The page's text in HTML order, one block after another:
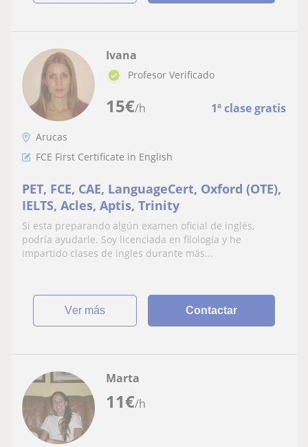
15€/h 1ª clase gratis
Ivana
Profesor Verificado
Arucas
FCE First Certificate in English
PET, FCE, CAE, LanguageCert, Oxford (OTE),
IELTS, Acles, Aptis, Trinity
Si esta preparando algún examen oficial de inglés,
podría ayudarle. Soy licenciada en filología y he
impartido clases de ingles durante más...
ver más Contactar
11€/h
Marta